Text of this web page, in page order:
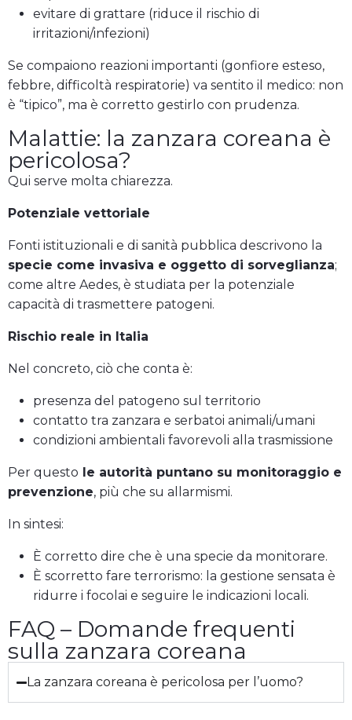
evitare di grattare (riduce il rischio di
irritazioni/infezioni)
Se compaiono reazioni importanti (gonfiore esteso,
febbre, difficoltà respiratorie) va sentito il medico: non
è “tipico”, ma è corretto gestirlo con prudenza.
Malattie: la zanzara coreana è
pericolosa?
Qui serve molta chiarezza.
Potenziale vettoriale
Fonti istituzionali e di sanità pubblica descrivono la
specie come invasiva e oggetto di sorveglianza;
come altre Aedes, è studiata per la potenziale
capacità di trasmettere patogeni.
Rischio reale in Italia
Nel concreto, ciò che conta è:
presenza del patogeno sul territorio
contatto tra zanzara e serbatoi animali/umani
condizioni ambientali favorevoli alla trasmissione
Per questo le autorità puntano su monitoraggio e
prevenzione, più che su allarmismi.
In sintesi:
È corretto dire che è una specie da monitorare.
È scorretto fare terrorismo: la gestione sensata è
ridurre i focolai e seguire le indicazioni locali.
FAQ – Domande frequenti
sulla zanzara coreana
La zanzara coreana è pericolosa per l’uomo?